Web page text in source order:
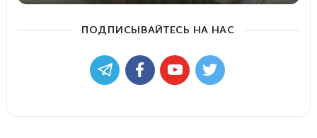
ПОДПИСЫВАЙТЕСЬ НА НАС